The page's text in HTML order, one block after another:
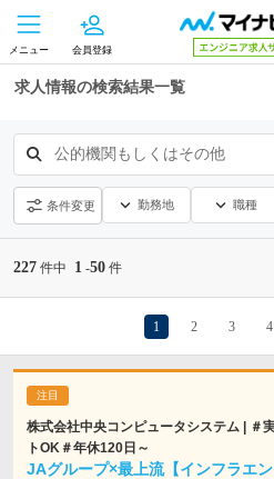
メニュー 会員登録
求人情報の検索結果一覧
公的機関もしくはその他
条件変更 勤務地 職種
227 件中 1 -50 件
1 2 3 4
株式会社中央コンピュータシステム | ＃
トOK＃年休120日～
JAグループ×最上流【インフラエ